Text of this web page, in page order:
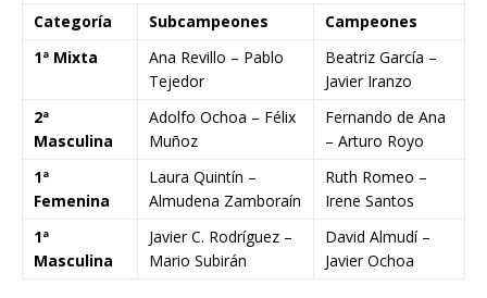
Categoría
Subcampeones
Campeones
1ª Mixta
Ana Revillo – Pablo
Tejedor
Beatriz García –
Javier Iranzo
2ª
Masculina
Adolfo Ochoa – Félix
Muñoz
Fernando de Ana
– Arturo Royo
1ª
Femenina
Laura Quintín –
Almudena Zamboraín
Ruth Romeo –
Irene Santos
1ª
Masculina
Javier C. Rodríguez –
Mario Subirán
David Almudí –
Javier Ochoa